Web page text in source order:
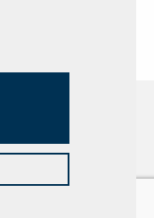
Cookie Policy
Privacy Policy